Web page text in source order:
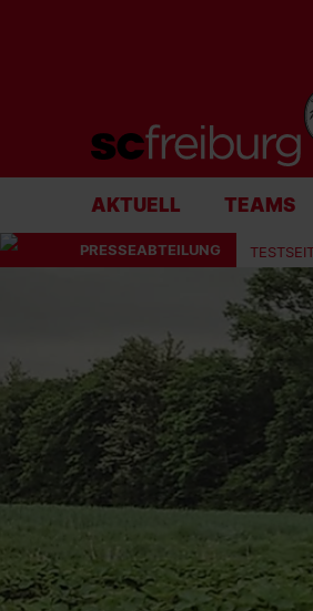
AKTUELL TEAMS
PRESSEABTEILUNG